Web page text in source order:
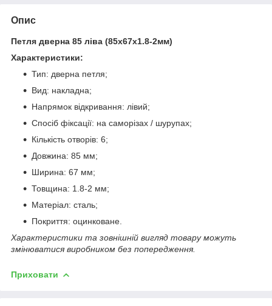
Опис
Петля дверна 85 ліва (85х67х1.8-2мм)
Характеристики:
Тип: дверна петля;
Вид: накладна;
Напрямок відкривання: лівий;
Спосіб фіксації: на саморізах / шурупах;
Кількість отворів: 6;
Довжина: 85 мм;
Ширина: 67 мм;
Товщина: 1.8-2 мм;
Матеріал: сталь;
Покриття: оцинковане.
Характеристики та зовнішній вигляд товару можуть
змінюватися виробником без попередження.
Приховати